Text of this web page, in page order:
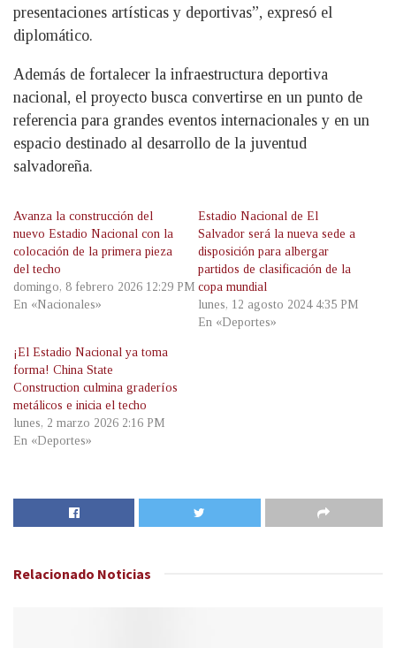
presentaciones artísticas y deportivas”, expresó el
diplomático.
Además de fortalecer la infraestructura deportiva
nacional, el proyecto busca convertirse en un punto de
referencia para grandes eventos internacionales y en un
espacio destinado al desarrollo de la juventud
salvadoreña.
Avanza la construcción del
nuevo Estadio Nacional con la
colocación de la primera pieza
del techo
domingo, 8 febrero 2026 12:29 PM
En «Nacionales»
Estadio Nacional de El
Salvador será la nueva sede a
disposición para albergar
partidos de clasificación de la
copa mundial
lunes, 12 agosto 2024 4:35 PM
En «Deportes»
¡El Estadio Nacional ya toma
forma! China State
Construction culmina graderíos
metálicos e inicia el techo
lunes, 2 marzo 2026 2:16 PM
En «Deportes»
Relacionado Noticias